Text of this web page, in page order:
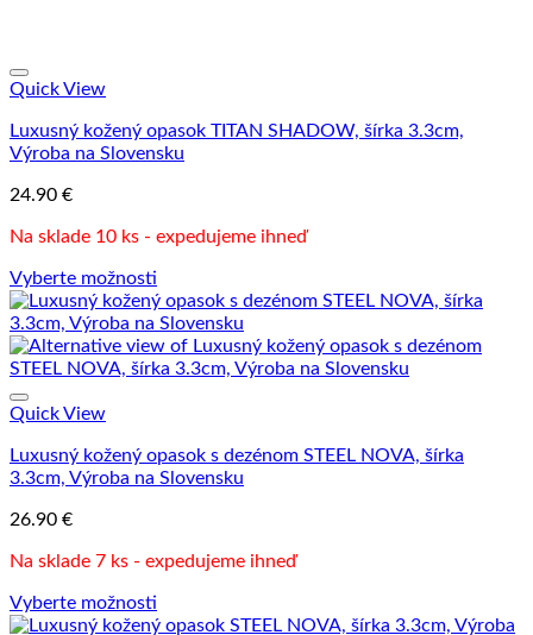
Quick View
Luxusný kožený opasok TITAN SHADOW, šírka 3.3cm,
Výroba na Slovensku
24.90 €
Na sklade 10 ks - expedujeme ihneď
Vyberte možnosti
Tento
produkt
má
viacero
variantov.
Možnosti
môžete
vybrať
stránke
Quick View
Luxusný kožený opasok s dezénom STEEL NOVA, šírka
3.3cm, Výroba na Slovensku
26.90 €
Na sklade 7 ks - expedujeme ihneď
Vyberte možnosti
Tento